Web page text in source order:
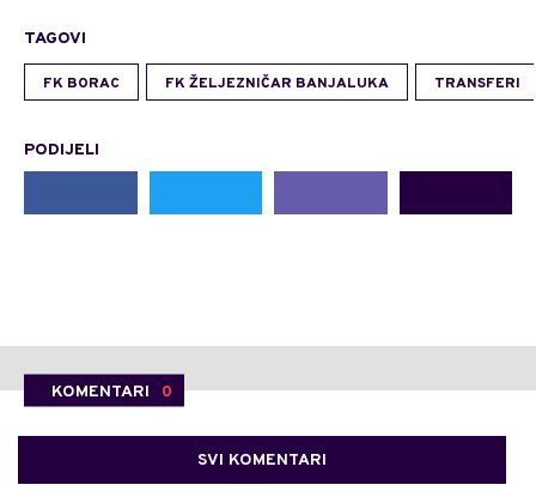
TAGOVI
FK BORAC FK ŽELJEZNIČAR BANJALUKA TRANSFERI
PODIJELI
KOMENTARI 0
SVI KOMENTARI